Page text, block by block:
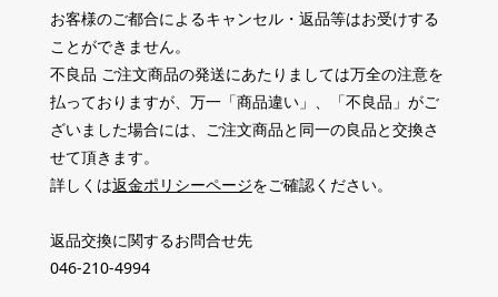
お客様のご都合によるキャンセル・返品等はお受けする
ことができません。
不良品 ご注文商品の発送にあたりましては万全の注意を
払っておりますが、万一「商品違い」、「不良品」がご
ざいました場合には、ご注文商品と同一の良品と交換さ
せて頂きます。
詳しくは返金ポリシーページをご確認ください。
返品交換に関するお問合せ先
046-210-4994